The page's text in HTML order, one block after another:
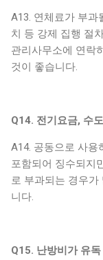
A13. 연체료가 부과
치 등 강제 집행 절
관리사무소에 연락
것이 좋습니다.
Q14. 전기요금, 수
A14. 공동으로 사용
포함되어 징수되지
로 부과되는 경우
니다.
Q15. 난방비가 유